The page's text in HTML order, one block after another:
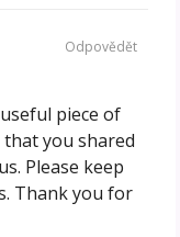
piece of
that you shared
Please keep
Thank you for
Odpovědět